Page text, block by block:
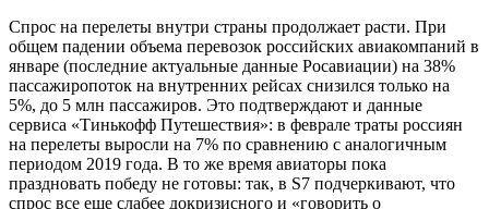
Спрос на перелеты внутри страны продолжает расти. При
общем падении объема перевозок российских авиакомпаний в
январе (последние актуальные данные Росавиации) на 38%
пассажиропоток на внутренних рейсах снизился только на
5%, до 5 млн пассажиров. Это подтверждают и данные
сервиса «Тинькофф Путешествия»: в феврале траты россиян
на перелеты выросли на 7% по сравнению с аналогичным
периодом 2019 года. В то же время авиаторы пока
праздновать победу не готовы: так, в S7 подчеркивают, что
спрос все еще слабее докризисного и «говорить о